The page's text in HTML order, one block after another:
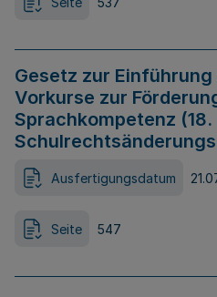
Gesetz zur
Vorkurse zur
Sprachkompetenz (18.
Ausfertigungsdatum
Seite 547